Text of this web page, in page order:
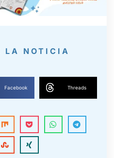
LA NOTICIA
Facebook Threads